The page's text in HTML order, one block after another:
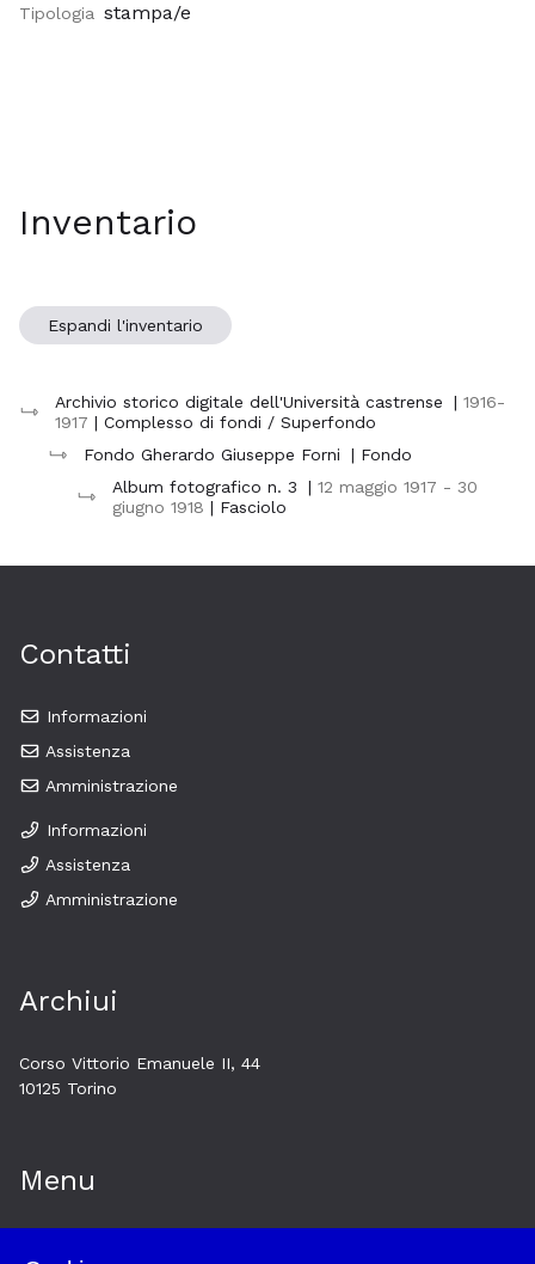
Tipologia stampa/e
Inventario
Espandi l'inventario
Archivio storico digitale dell'Università castrense | 1916-
1917 | Complesso di fondi / Superfondo
Fondo Gherardo Giuseppe Forni
| Fondo
Album fotografico n. 3
| 12 maggio 1917 - 30
giugno 1918 | Fasciolo
Contatti
Informazioni
Assistenza
Amministrazione
Informazioni
Assistenza
Amministrazione
Archiui
Corso Vittorio Emanuele II, 44
10125 Torino
Menu